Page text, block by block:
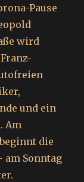
Pause
wird
und ein
Am
die
am Sonntag